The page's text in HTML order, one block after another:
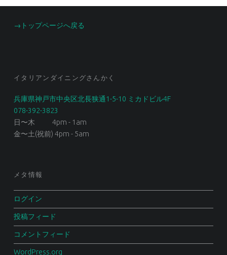
FOOTER SIDEBAR
→トップページへ戻る
イタリアンダイニングさんかく
兵庫県神戸市中央区北長狭通1-5-10 ミカドビル4F
078-392-3823
日〜木 4pm - 1am
金〜土(祝前) 4pm - 5am
メタ情報
ログイン
投稿フィード
コメントフィード
WordPress.org